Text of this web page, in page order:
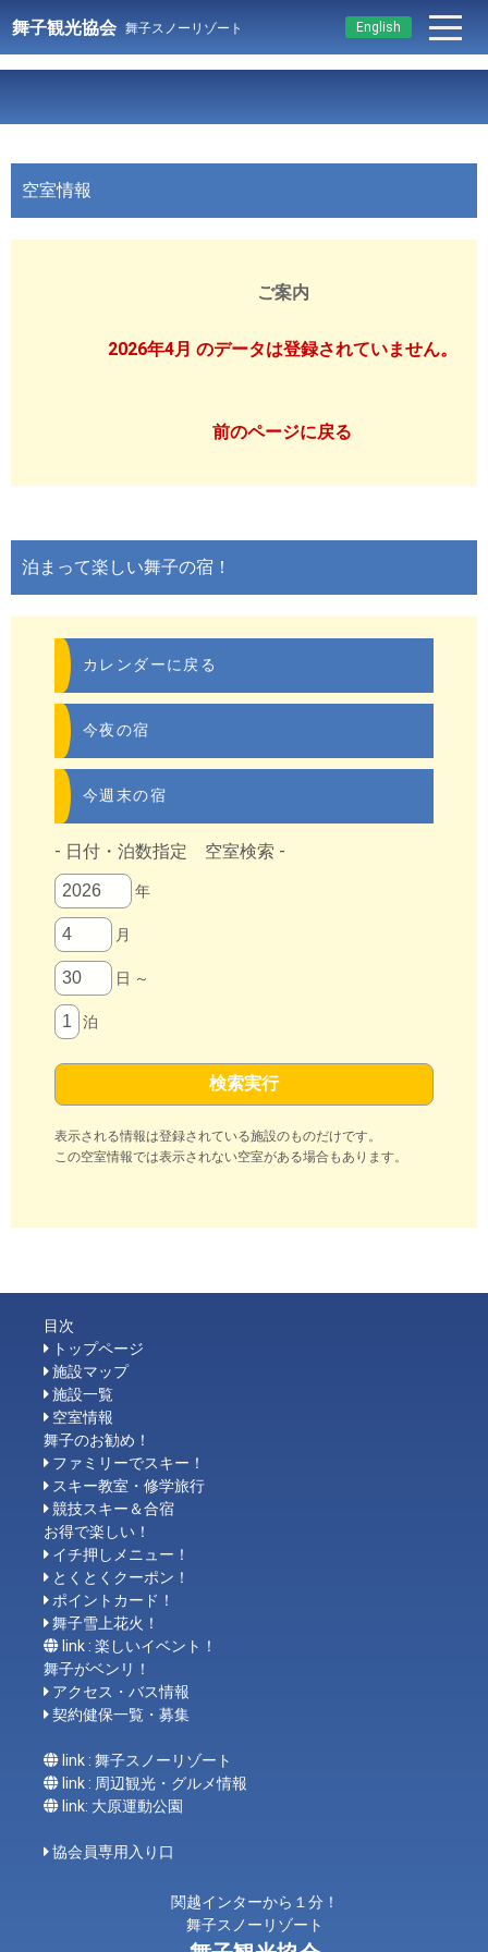
English
舞子観光協会 舞子スノーリゾート
空室情報
ご案内
2026年4月 のデータは登録されていません。
前のページに戻る
泊まって楽しい舞子の宿！
カレンダーに戻る
今夜の宿
今週末の宿
- 日付・泊数指定 空室検索 -
年
月
日 ～
泊
表示される情報は登録されている施設のものだけです。
この空室情報では表示されない空室がある場合もあります。
目次
トップページ
施設マップ
施設一覧
空室情報
舞子のお勧め！
ファミリーでスキー！
スキー教室・修学旅行
競技スキー＆合宿
お得で楽しい！
イチ押しメニュー！
とくとくクーポン！
ポイントカード！
舞子雪上花火！
link : 楽しいイベント！
舞子がベンリ！
アクセス・バス情報
契約健保一覧・募集
link : 舞子スノーリゾート
link : 周辺観光・グルメ情報
link: 大原運動公園
協会員専用入り口
関越インターから１分！
舞子スノーリゾート